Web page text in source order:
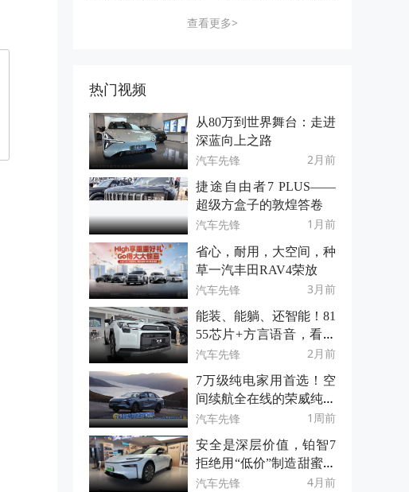
查看更多>
热门视频
从80万到世界舞台：走进
深蓝向上之路
汽车先锋 2月前
捷途自由者7 PLUS——
超级方盒子的敦煌答卷
汽车先锋 1月前
省心，耐用，大空间，种
草一汽丰田RAV4荣放
汽车先锋 3月前
能装、能躺、还智能！81
55芯片+方言语音，看全
能且优惠的全新荣放！
汽车先锋 2月前
7万级纯电家用首选！空
间续航全在线的荣威纯电
D6
汽车先锋 1周前
安全是深层价值，铂智7
拒绝用“低价”制造甜蜜陷
阱
汽车先锋 4月前